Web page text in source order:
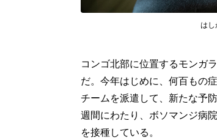
は
コンゴ北部に位置するモンガ
だ。今年はじめに、何百もの
チームを派遣して、新たな予
週間にわたり、ボソマンジ病
を接種している。